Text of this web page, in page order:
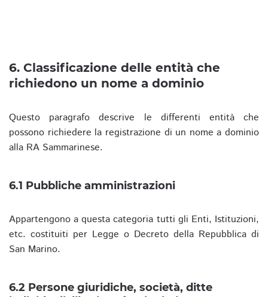
6. Classificazione delle entità che
richiedono un nome a dominio
Questo paragrafo descrive le differenti entità che
possono richiedere la registrazione di un nome a dominio
alla RA Sammarinese.
6.1 Pubbliche amministrazioni
Appartengono a questa categoria tutti gli Enti, Istituzioni,
etc. costituiti per Legge o Decreto della Repubblica di
San Marino.
6.2 Persone giuridiche, società, ditte